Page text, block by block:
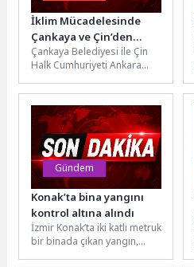
İklim Mücadelesinde
Çankaya ve Çin’den
Ortak Adım
Çankaya Belediyesi ile Çin
Halk Cumhuriyeti Ankara
değişikliği ve geri dönüşüm
alanında...
Gündem
Konak’ta bina yangını
kontrol altına alındı
İzmir Konak’ta iki katlı metruk
bir binada çıkan yangın,